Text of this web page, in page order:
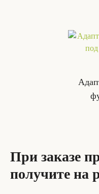
При заказе
получите на